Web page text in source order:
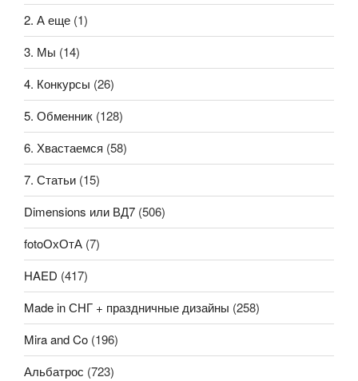
2. А еще (1)
3. Мы (14)
4. Конкурсы (26)
5. Обменник (128)
6. Хвастаемся (58)
7. Статьи (15)
Dimensions или ВД7 (506)
fotoОхОтА (7)
HAED (417)
Made in СНГ + праздничные дизайны (258)
Mira and Co (196)
Альбатрос (723)